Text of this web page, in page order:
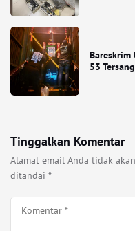
Bareskrim
53
Tinggalkan Komentar
Alamat email Anda tidak
ditandai *